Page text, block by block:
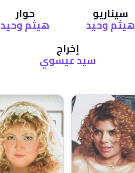
سيناريو
هيثم وحيد
حوار
هيثم وحيد
إخراج
سيد عيسوي